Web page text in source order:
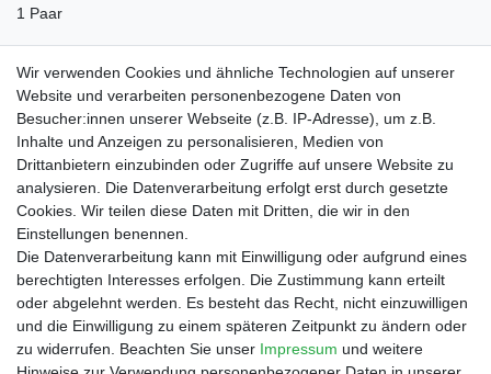
1 Paar
Shop
Zahlungs- und Versandbedingungen
Warenkorb
Kasse
Mein Konto
Kontakt
Facebook
Wir verwenden Cookies und ähnliche Technologien auf unserer
Website und verarbeiten personenbezogene Daten von
Besucher:innen unserer Webseite (z.B. IP-Adresse), um z.B.
Inhalte und Anzeigen zu personalisieren, Medien von
Drittanbietern einzubinden oder Zugriffe auf unsere Website zu
analysieren. Die Datenverarbeitung erfolgt erst durch gesetzte
Cookies. Wir teilen diese Daten mit Dritten, die wir in den
Einstellungen benennen.
Die Datenverarbeitung kann mit Einwilligung oder aufgrund eines
berechtigten Interesses erfolgen. Die Zustimmung kann erteilt
oder abgelehnt werden. Es besteht das Recht, nicht einzuwilligen
und die Einwilligung zu einem späteren Zeitpunkt zu ändern oder
zu widerrufen. Beachten Sie unser Impressum und weitere